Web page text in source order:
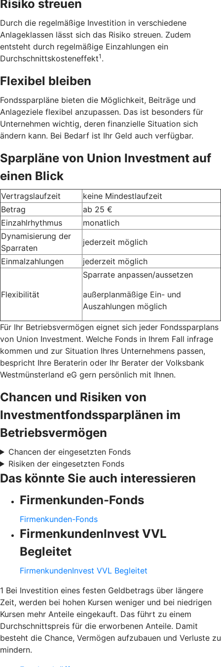
Risiko streuen
Durch die regelmäßige Investition in verschiedene
Anlageklassen lässt sich das Risiko streuen. Zudem
entsteht durch regelmäßige Einzahlungen ein
Durchschnittskosteneffekt1 .
Flexibel bleiben
Fondssparpläne bieten die Möglichkeit, Beiträge und
Anlageziele flexibel anzupassen. Das ist besonders für
Unternehmen wichtig, deren finanzielle Situation sich
ändern kann. Bei Bedarf ist Ihr Geld auch verfügbar.
Sparpläne von Union Investment auf
einen Blick
Vertragslaufzeit
keine Mindestlaufzeit
Betrag
ab 25 €
Einzahlrhythmus
monatlich
Dynamisierung der
Sparraten
jederzeit möglich
Einmalzahlungen
jederzeit möglich
Flexibilität
Sparrate anpassen/aussetzen
außerplanmäßige Ein- und
Auszahlungen möglich
Für Ihr Betriebsvermögen eignet sich jeder Fondssparplans
von Union Investment. Welche Fonds in Ihrem Fall infrage
kommen und zur Situation Ihres Unternehmens passen,
bespricht Ihre Beraterin oder Ihr Berater der Volksbank
Westmünsterland eG gern persönlich mit Ihnen.
Chancen und Risiken von
Investmentfondssparplänen im
Betriebsvermögen
Chancen der eingesetzten Fonds
Risiken der eingesetzten Fonds
Das könnte Sie auch interessieren
Firmenkunden-Fonds
Firmenkunden-Fonds
FirmenkundenInvest VVL
Begleitet
FirmenkundenInvest VVL Begleitet
1 Bei Investition eines festen Geldbetrags über längere
Zeit, werden bei hohen Kursen weniger und bei niedrigen
Kursen mehr Anteile eingekauft. Das führt zu einem
Durchschnittspreis für die erworbenen Anteile. Damit
besteht die Chance, Vermögen aufzubauen und Verluste zu
mindern.